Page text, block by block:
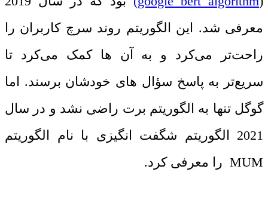
معرفی شد. این الگوریتم روند سرچ کاربران را
راحت‌تر می‌کرد و به آن‌ ها کمک می‌کرد تا
سریع‌تر به پاسخ سؤال‌ های خودشان برسند. اما
گوگل تنها به الگوریتم برت راضی نشد و در سال
2021 الگوریتم شگفت‌ انگیزی با نام الگوریتم
MUM را معرفی کرد.